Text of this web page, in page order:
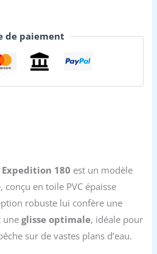
de paiement
180 est un modèle
en toile PVC épaisse
robuste lui confère une
uneglisse optimale, idéale pour
sur de vastes plans d’eau.